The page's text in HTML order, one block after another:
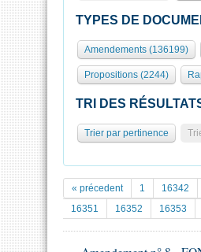
TYPES DE
Amendements (136199)
Propositions (2244)
TRI DES
Trier par pertinence
« précedent 1 16342
16351
16352 16353